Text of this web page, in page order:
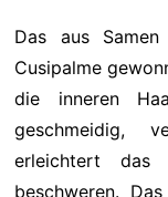
Das aus
Cusipalme
die inneren
geschmeidig,
erleichtert das
beschweren.